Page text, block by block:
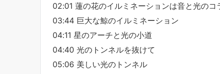
02:01 蓮の花のイルミネーションは音と光のコ
03:44 巨大な鯨のイルミネーション
04:11 星のアーチと光の小道
04:40 光のトンネルを抜けて
05:06 美しい光のトンネル